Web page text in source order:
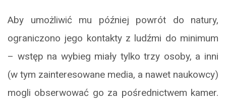
Aby umożliwić mu później powrót do natury,
ograniczono jego kontakty z ludźmi do minimum
– wstęp na wybieg miały tylko trzy osoby, a inni
(w tym zainteresowane media, a nawet naukowcy)
mogli obserwować go za pośrednictwem kamer.